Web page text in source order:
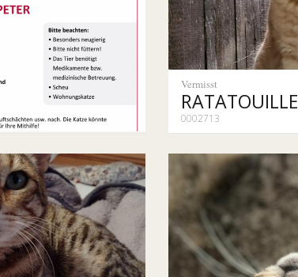
Vermisst
RATATOUILLE
0002713